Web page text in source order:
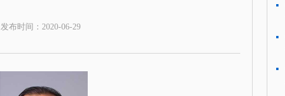
发布时间： 2020-06-29